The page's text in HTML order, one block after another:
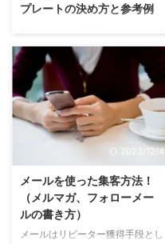
プレートの決め方と参考例
を決めるための５つのコツをご紹
介します。 こんな方にオススメ
の記事 自分のお店に最適なテン
プレートを知りたい方。 売れる
レイアウトの基本的な事柄を知り
たい方。 WEBサイトの視線誘導
について理解したい方。 デザイ
ンを語るその前に 売れる・売れ
ないは商品画像で９割以上は決ま
る ネット通販で売るために一番
重要なのは「商品写真」です。
とくに、食品、ファッションなど
見た目で購入が決まるようなもの
2023/12/4
メールを使った集客方法！
（メルマガ、フォローメー
ルの書き方）
メールはリピーター獲得手段とし